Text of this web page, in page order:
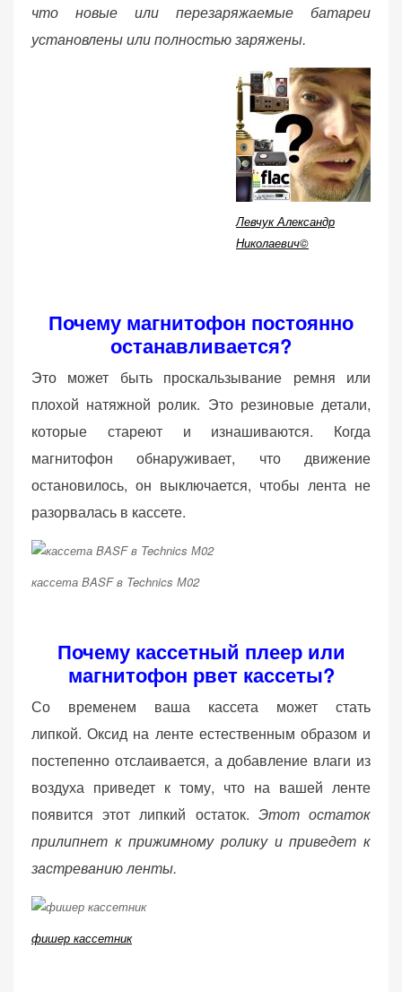
что новые или перезаряжаемые батареи
установлены или полностью заряжены.
Левчук Александр
Николаевич©
Почему магнитофон постоянно
останавливается?
Это может быть проскальзывание ремня или
плохой натяжной ролик. Это резиновые детали,
которые стареют и изнашиваются. Когда
магнитофон обнаруживает, что движение
остановилось, он выключается, чтобы лента не
разорвалась в кассете.
кассета BASF в Technics М02
Почему кассетный плеер или
магнитофон рвет кассеты?
Со временем ваша кассета может стать
липкой. Оксид на ленте естественным образом и
постепенно отслаивается, а добавление влаги из
воздуха приведет к тому, что на вашей ленте
появится этот липкий остаток. Этот остаток
прилипнет к прижимному ролику и приведет к
застреванию ленты.
фишер кассетник
функции веб-сайта
(реклама)
Яндекс.Директ:
реклама на основе
ваших интересов.
Рассказывая о своих
интересах и
поведении при
посещении нашего
сайта, вы повышаете
просмотра